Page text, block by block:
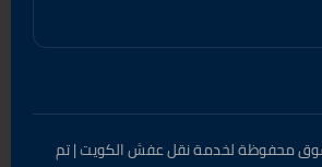
الحقوق محفوظة لخدمة نقل عفش الكويت | تم